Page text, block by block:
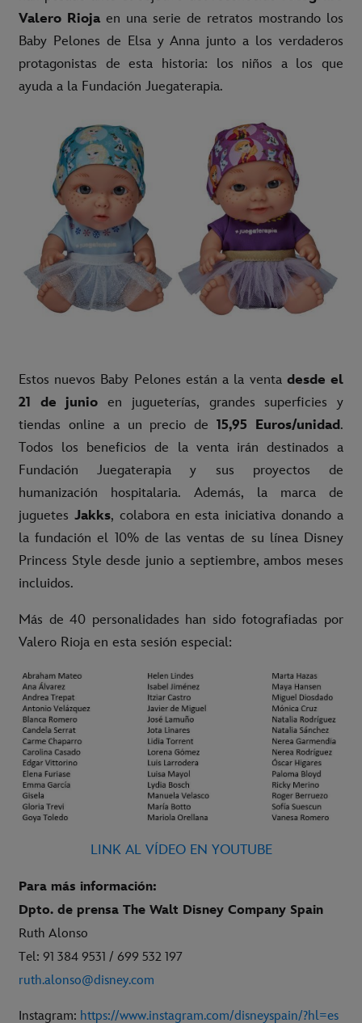
Valero Rioja en una serie de retratos mostrando los
Baby Pelones de Elsa y Anna junto a los verdaderos
protagonistas de esta historia: los niños a los que
ayuda a la Fundación Juegaterapia.
Estos nuevos Baby Pelones están a la ventadesde el
21 de junioen jugueterías, grandes superficies y
tiendas online a un precio de 15,95 Euros/unidad.
Todos los beneficios de la venta irán destinados a
Fundación Juegaterapia y sus proyectos de
humanización hospitalaria. Además, la marca de
juguetes Jakks, colabora en esta iniciativa donando a
la fundación el 10% de las ventas de su línea Disney
Princess Style desde junio a septiembre, ambos meses
incluidos.
Más de 40 personalidades han sido fotografiadas por
Valero Rioja en esta sesión especial:
LINK AL VÍDEO EN YOUTUBE
Para más información:
Dpto. de prensa The Walt Disney Company Spain
Ruth Alonso
Tel: 91 384 9531 / 699 532 197
ruth.alonso@disney.com
Instagram: https://www.instagram.com/disneyspain/?hl=es